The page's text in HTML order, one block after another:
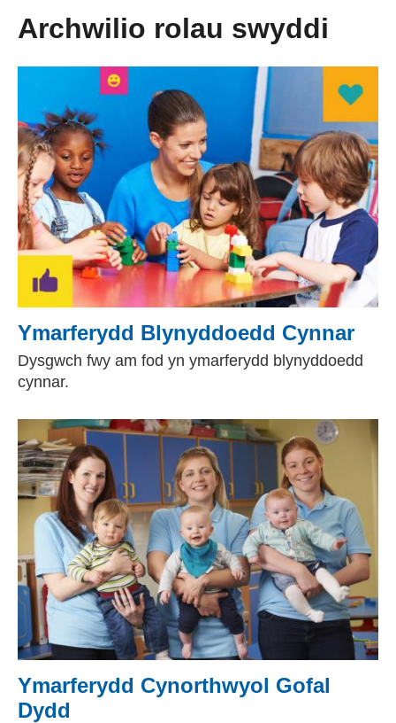
Archwilio rolau swyddi
Ymarferydd Blynyddoedd Cynnar
Dysgwch fwy am fod yn ymarferydd blynyddoedd
cynnar.
Ymarferydd Cynorthwyol Gofal
Dydd